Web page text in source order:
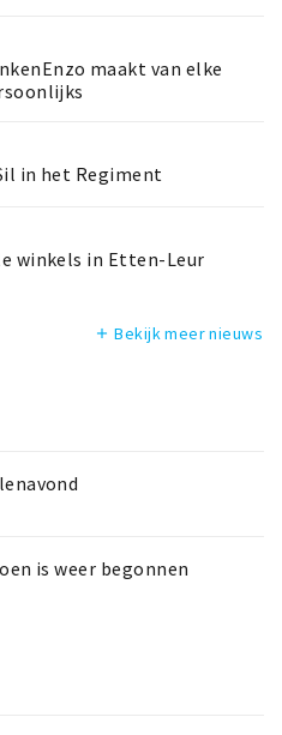
maakt van elke
in het Regiment
winkels in Etten-Leur
add Bekijk meer nieuws
is weer begonnen